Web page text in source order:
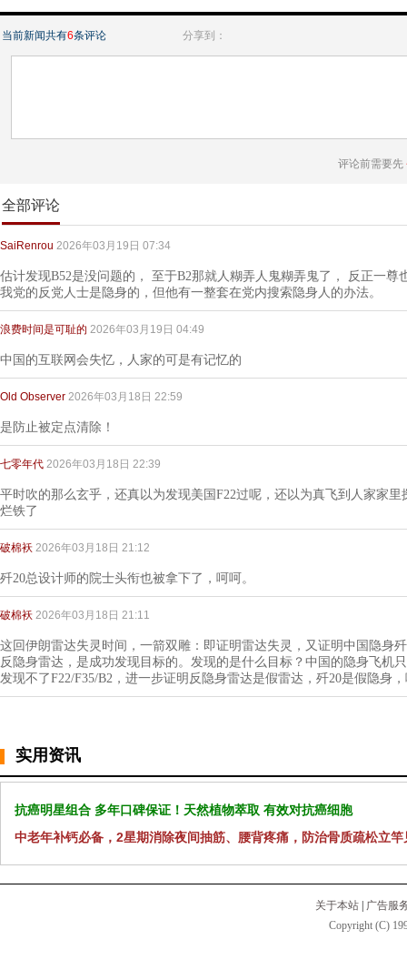
当前新闻共有6条评论 分享到：
评论前需要先
全部评论
SaiRenrou 2026年03月19日 07:34
估计发现B52是没问题的， 至于B2那就人糊弄人鬼糊弄鬼了， 反正一尊
我党的反党人士是隐身的，但他有一整套在党内搜索隐身人的办法。
浪费时间是可耻的 2026年03月19日 04:49
中国的互联网会失忆，人家的可是有记忆的
Old Observer 2026年03月18日 22:59
是防止被定点清除！
七零年代 2026年03月18日 22:39
平时吹的那么玄乎，还真以为发现美国F22过呢，还以为真飞到人家家
烂铁了
破棉袄 2026年03月18日 21:12
歼20总设计师的院士头衔也被拿下了，呵呵。
破棉袄 2026年03月18日 21:11
这回伊朗雷达失灵时间，一箭双雕：即证明雷达失灵，又证明中国隐身
反隐身雷达，是成功发现目标的。发现的是什么目标？中国的隐身飞机
发现不了F22/F35/B2，进一步证明反隐身雷达是假雷达，歼20是假隐身
实用资讯
抗癌明星组合 多年口碑保证！天然植物萃取 有效对抗癌细胞
中老年补钙必备，2星期消除夜间抽筋、腰背疼痛，防治骨质疏松立竿
关于本站
广告服
Copyright (C)